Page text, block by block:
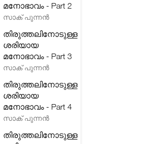
മനോഭാവം - Part 2
സാക് പുന്നൻ
തിരുത്തലിനോടുള്ള
ശരിയായ
മനോഭാവം - Part 3
സാക് പുന്നൻ
തിരുത്തലിനോടുള്ള
ശരിയായ
മനോഭാവം - Part 4
സാക് പുന്നൻ
തിരുത്തലിനോടുള്ള